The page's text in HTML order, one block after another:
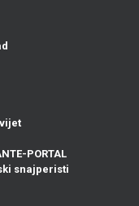
PORTAL
snajperisti